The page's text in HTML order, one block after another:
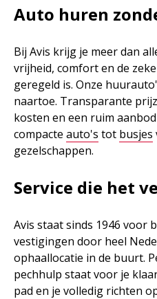
Auto huren
Bij Avis krijg je meer dan
vrijheid, comfort en de
geregeld is. Onze
naartoe. Transparante
kosten en een ruim
compacte auto's tot busjes
gezelschappen.
Service die het
Avis staat sinds 1946 voor
vestigingen door heel
ophaallocatie in de buurt.
pechhulp staat voor je
pad en je volledig richten